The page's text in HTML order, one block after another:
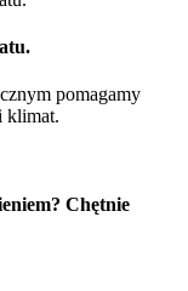
pomagamy
klimat.
Chętnie